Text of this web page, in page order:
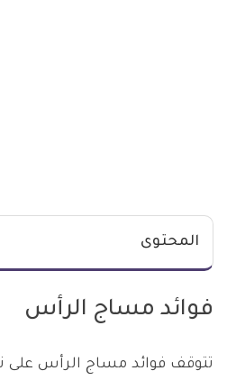
المحتوى
فوائد مساج الرأس
تتوقف فوائد مساج الرأس على